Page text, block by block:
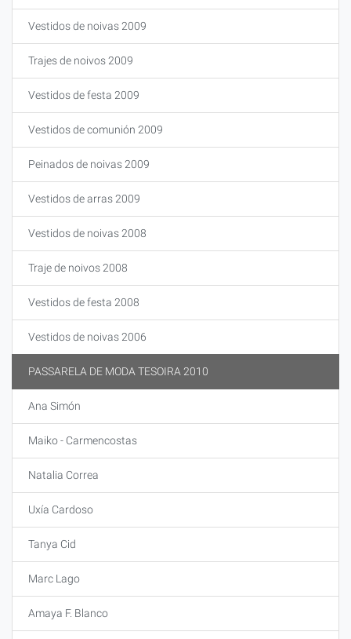
Vestidos de noivas 2009
Trajes de noivos 2009
Vestidos de festa 2009
Vestidos de comunión 2009
Peinados de noivas 2009
Vestidos de arras 2009
Vestidos de noivas 2008
Traje de noivos 2008
Vestidos de festa 2008
Vestidos de noivas 2006
PASSARELA DE MODA TESOIRA 2010
Ana Simón
Maiko - Carmencostas
Natalia Correa
Uxía Cardoso
Tanya Cid
Marc Lago
Amaya F. Blanco